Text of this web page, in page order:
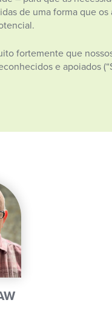
de uma forma que
fortemente que
e apoiados